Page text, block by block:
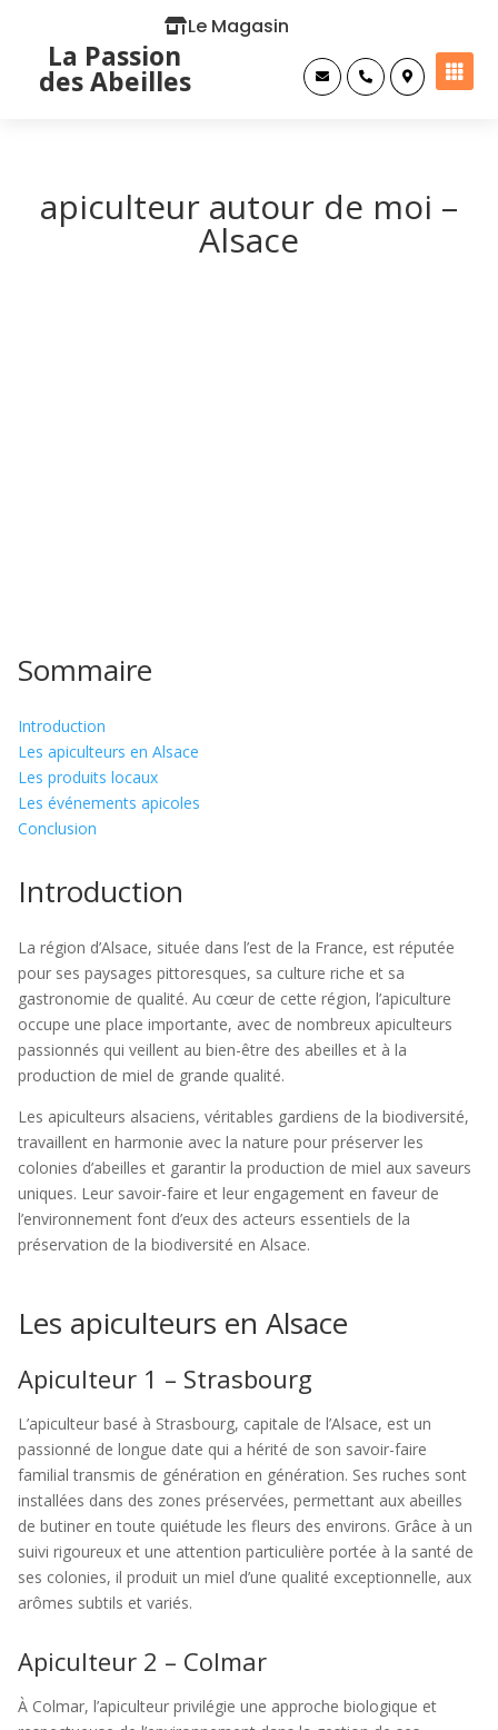
Le Magasin
La Passion
des Abeilles    
apiculteur autour de moi –
Alsace
Sommaire
Introduction
Les apiculteurs en Alsace
Les produits locaux
Les événements apicoles
Conclusion
Introduction
La région d’Alsace, située dans l’est de la France, est réputée
pour ses paysages pittoresques, sa culture riche et sa
gastronomie de qualité. Au cœur de cette région, l’apiculture
occupe une place importante, avec de nombreux apiculteurs
passionnés qui veillent au bien-être des abeilles et à la
production de miel de grande qualité.
Les apiculteurs alsaciens, véritables gardiens de la biodiversité,
travaillent en harmonie avec la nature pour préserver les
colonies d’abeilles et garantir la production de miel aux saveurs
uniques. Leur savoir-faire et leur engagement en faveur de
l’environnement font d’eux des acteurs essentiels de la
préservation de la biodiversité en Alsace.
Les apiculteurs en Alsace
Apiculteur 1 – Strasbourg
L’apiculteur basé à Strasbourg, capitale de l’Alsace, est un
passionné de longue date qui a hérité de son savoir-faire
familial transmis de génération en génération. Ses ruches sont
installées dans des zones préservées, permettant aux abeilles
de butiner en toute quiétude les fleurs des environs. Grâce à un
suivi rigoureux et une attention particulière portée à la santé de
ses colonies, il produit un miel d’une qualité exceptionnelle, aux
arômes subtils et variés.
Apiculteur 2 – Colmar
À Colmar, l’apiculteur privilégie une approche biologique et